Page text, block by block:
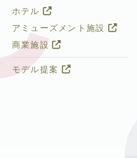
ホテル
アミューズメント施設
商業施設
モデル提案